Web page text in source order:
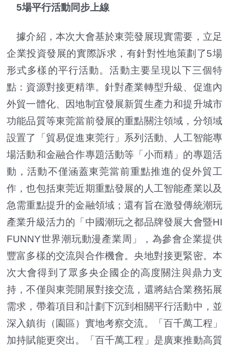
5場平行活動同步上線
據介紹，本次大會基於東莞發展現實需要，立足
企業投資發展的實際訴求，有針對性地策劃了5場
形式多樣的平行活動。活動主要呈現以下三個特
點：資源對接更精準。針對產業轉型升級、促進內
外貿一體化、因地制宜發展新質生產力和提升城市
功能品質等東莞當前發展的重點關注領域，分領域
設置了「貿易促進東莞行」系列活動、人工智能專
場活動和金融合作專題活動等「小而精」的專題活
動，活動不僅涵蓋東莞當前重點推進的促外貿工
作，也包括東莞近期重點發展的人工智能產業以及
急需重點提升的金融領域；還有旨在激發傳統潮玩
產業升級活力的「中國潮玩之都品牌發展大會暨HI
FUNNY世界潮玩動漫產業周」，為參會企業提供
豐富多樣的交流與合作機會。央地對接更緊密。本
次大會得到了眾多央企國企的高度關注與鼎力支
持，不僅與東莞開展對接交流，還將結合業務拓展
需求，帶着項目和計劃下沉到相關平行活動中，並
深入鎮街（園區）實地考察交流。「百千萬工程」
加持賦能更突出。「百千萬工程」是廣東推動高質